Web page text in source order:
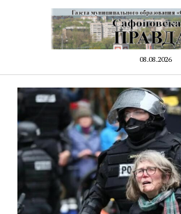
08.08.2026